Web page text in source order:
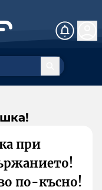
при
по-късно!